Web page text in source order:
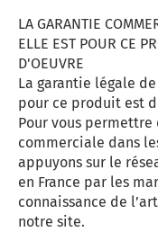
LA GARANTIE
ELLE EST POUR CE
D'OEUVRE
La garantie légale
pour ce produit est
Pour vous
commerciale dans
appuyons sur le
en France par les
connaissance de
notre site.